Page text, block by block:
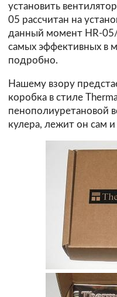
установить
05 рассчитан на
данный момент HR-
самых эффективных в
подробно.
Нашему взору
коробка в стиле
пенополиуретановой
кулера, лежит он сам и